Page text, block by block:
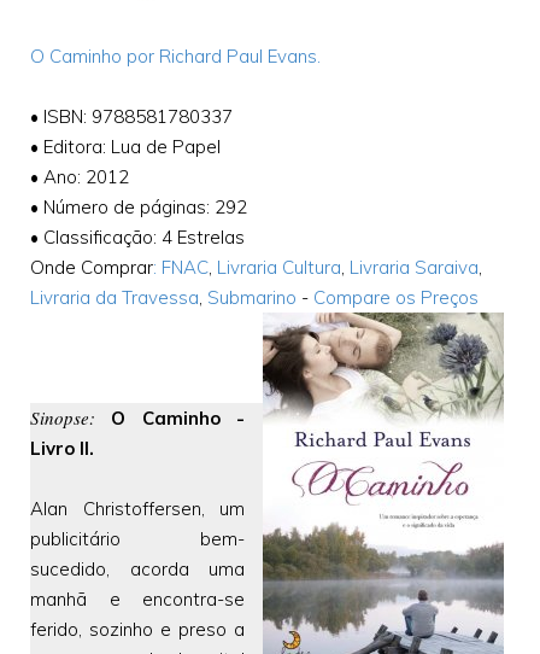
O Caminho por Richard Paul Evans.
• ISBN: 9788581780337
• Editora: Lua de Papel
• Ano: 2012
• Número de páginas: 292
• Classificação: 4 Estrelas
Onde Comprar: FNAC, Livraria Cultura, Livraria Saraiva,
Livraria da Travessa, Submarino - Compare os Preços
Sinopse:
O Caminho -
Livro II.
Alan Christoffersen, um
publicitário bem-
sucedido, acorda uma
manhã e encontra-se
ferido, sozinho e preso a